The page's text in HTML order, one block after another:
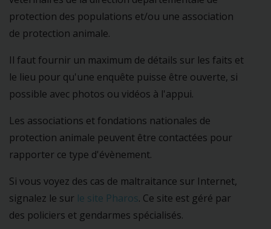
protection des populations et/ou une association
de protection animale.
Il faut fournir un maximum de détails sur les faits et
le lieu pour qu'une enquête puisse être ouverte, si
possible avec photos ou vidéos à l'appui.
Les associations et fondations nationales de
protection animale peuvent être contactées pour
rapporter ce type d'évènement.
Si vous voyez des cas de maltraitance sur Internet,
signalez le sur le site Pharos. Ce site est géré par
des policiers et gendarmes spécialisés.